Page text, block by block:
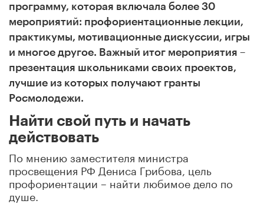
программу, которая включала более 30
мероприятий: профориентационные лекции,
практикумы, мотивационные дискуссии, игры
и многое другое. Важный итог мероприятия –
презентация школьниками своих проектов,
лучшие из которых получают гранты
Росмолодежи.
Найти свой путь и начать
действовать
По мнению заместителя министра
просвещения РФ Дениса Грибова, цель
профориентации – найти любимое дело по
душе.